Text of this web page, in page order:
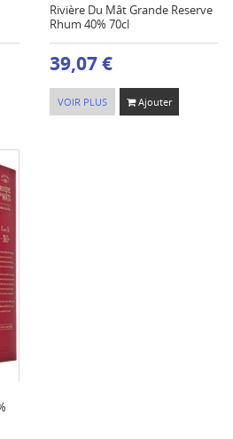
Rivière Du Mât Grande Reserve
Rhum 40% 70cl
39,07 €
VOIR PLUS Ajouter